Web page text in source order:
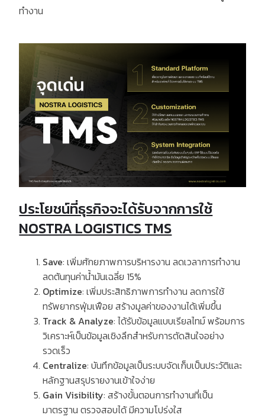
ทำงาน
ประโยชน์ที่ธุรกิจจะได้รับจากการใช้
NOSTRA LOGISTICS TMS
Save:เพิ่มศักยภาพการบริหารงาน ลดเวลาการทำงาน
ลดต้นทุนค่าน้ำมันเฉลี่ย 15%
Optimize:เพิ่มประสิทธิภาพการทำงาน ลดการใช้
ทรัพยากรฟุ่มเฟือย สร้างมูลค่าของงานได้เพิ่มขึ้น
Track & Analyze:ได้รับข้อมูลแบบเรียลไทม์ พร้อมการ
วิเคราะห์เป็นข้อมูลเชิงลึกสำหรับการตัดสินใจอย่าง
รวดเร็ว
Centralize:บันทึกข้อมูลเป็นระบบจัดเก็บเป็นประวัติและ
หลักฐานสรุปรายงานเข้าใจง่าย
Gain Visibility:สร้างขั้นตอนการทำงานที่เป็น
มาตรฐาน ตรวจสอบได้ มีความโปร่งใส